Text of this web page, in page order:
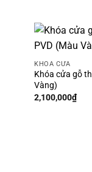
KHÓA CỬA
Khóa cửa gỗ
Vàng)
2,100,000₫